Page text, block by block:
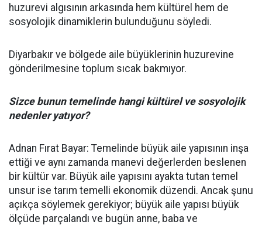
huzurevi algısının arkasında hem kültürel hem de
sosyolojik dinamiklerin bulunduğunu söyledi.
Diyarbakır ve bölgede aile büyüklerinin huzurevine
gönderilmesine toplum sıcak bakmıyor.
Sizce bunun temelinde hangi kültürel ve sosyolojik
nedenler yatıyor?
Adnan Fırat Bayar: Temelinde büyük aile yapısının inşa
ettiği ve aynı zamanda manevi değerlerden beslenen
bir kültür var. Büyük aile yapısını ayakta tutan temel
unsur ise tarım temelli ekonomik düzendi. Ancak şunu
açıkça söylemek gerekiyor; büyük aile yapısı büyük
ölçüde parçalandı ve bugün anne, baba ve